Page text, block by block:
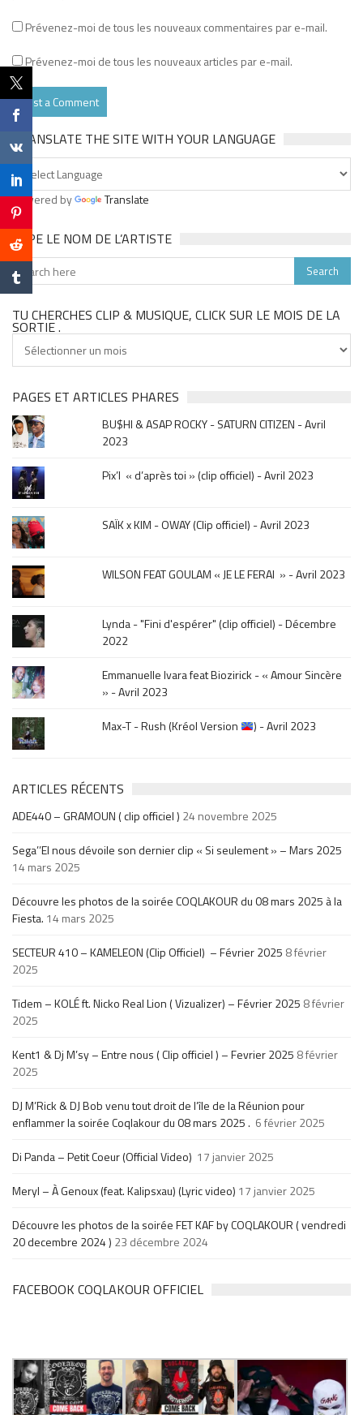
Prévenez-moi de tous les nouveaux commentaires par e-mail.
Prévenez-moi de tous les nouveaux articles par e-mail.
TRANSLATE THE SITE WITH YOUR LANGUAGE
Powered by Translate
TAPE LE NOM DE L’ARTISTE
TU CHERCHES CLIP & MUSIQUE, CLICK SUR LE MOIS DE LA
SORTIE .
cherches
&
musique,
click
sur
le
mois
de
la
sortie
PAGES ET ARTICLES PHARES
BU$HI & ASAP ROCKY - SATURN CITIZEN - Avril
2023
Pix’l « d’après toi » (clip officiel) - Avril 2023
SAÏK x KIM - OWAY (Clip officiel) - Avril 2023
WILSON FEAT GOULAM « JE LE FERAI » - Avril 2023
Lynda - "Fini d'espérer" (clip officiel) - Décembre
2022
Emmanuelle Ivara feat Biozirick - « Amour Sincère
» - Avril 2023
Max-T - Rush (Kréol Version
) - Avril 2023
ARTICLES RÉCENTS
ADE440 – GRAMOUN ( clip officiel ) 24 novembre 2025
Sega’’El nous dévoile son dernier clip « Si seulement » – Mars 2025
14 mars 2025
Découvre les photos de la soirée COQLAKOUR du 08 mars 2025 à la
Fiesta. 14 mars 2025
SECTEUR 410 – KAMELEON (Clip Officiel) – Février 2025 8 février
2025
Tidem – KOLÉ ft. Nicko Real Lion ( Vizualizer) – Février 2025 8 février
2025
Kent1 & Dj M’sy – Entre nous ( Clip officiel ) – Fevrier 2025 8 février
2025
DJ M’Rick & DJ Bob venu tout droit de l’île de la Réunion pour
enflammer la soirée Coqlakour du 08 mars 2025 . 6 février 2025
Di Panda – Petit Coeur (Official Video) 17 janvier 2025
Meryl – À Genoux (feat. Kalipsxau) (Lyric video) 17 janvier 2025
Découvre les photos de la soirée FET KAF by COQLAKOUR ( vendredi
20 decembre 2024 ) 23 décembre 2024
FACEBOOK COQLAKOUR OFFICIEL